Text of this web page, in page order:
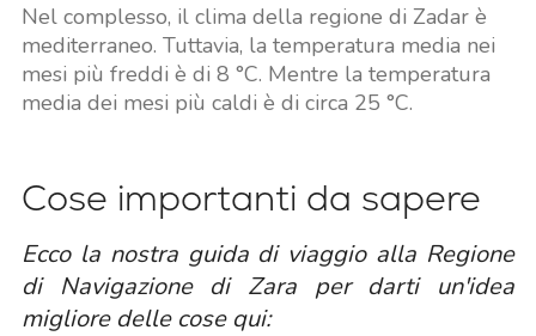
Nel complesso, il clima della regione di Zadar è
mediterraneo. Tuttavia, la temperatura media nei
mesi più freddi è di 8 °C. Mentre la temperatura
media dei mesi più caldi è di circa 25 °C.
Cose importanti da sapere
Ecco la nostra guida di viaggio alla Regione
di Navigazione di Zara per darti un'idea
migliore delle cose qui: